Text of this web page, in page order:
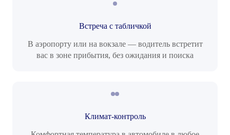
Встреча с табличкой
В аэропорту или на вокзале — водитель встретит
вас в зоне прибытия, без ожидания и поиска
Климат-контроль